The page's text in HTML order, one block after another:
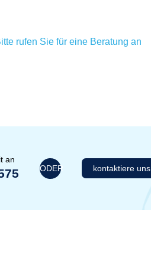
rufen Sie für eine Beratung an
an
ODER kontaktiere uns